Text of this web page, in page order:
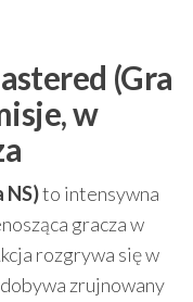
(Gra
w
NS)to intensywna
gracza w
rozgrywa się w
zrujnowany